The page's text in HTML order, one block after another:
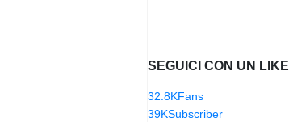
SEGUICI CON UN LIKE
32.8KFans
39KSubscriber